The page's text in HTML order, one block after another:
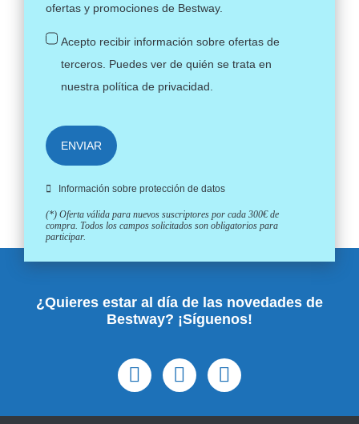
ofertas y promociones de Bestway.
Acepto recibir información sobre ofertas de
terceros. Puedes ver de quién se trata en
nuestra política de privacidad
ENVIAR
Información sobre protección de datos
(*) Oferta válida para nuevos suscriptores por cada 300€ de
compra. Todos los campos solicitados son obligatorios para
participar.
¿Quieres estar al día de las novedades de
Bestway? ¡Síguenos!